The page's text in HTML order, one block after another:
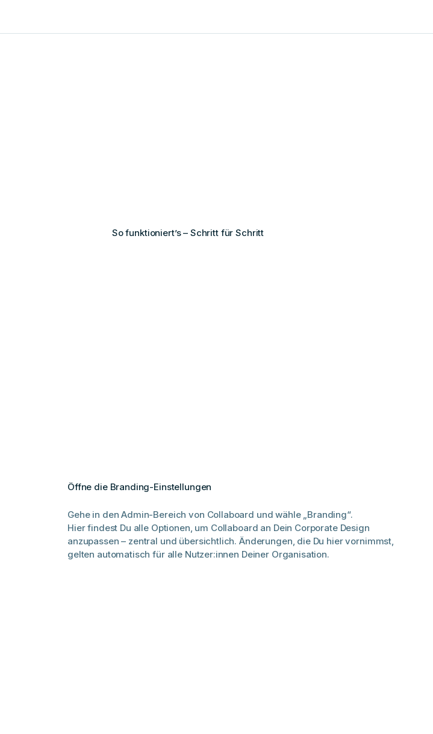
So funktioniert’s – Schritt für Schritt
Öffne die Branding-Einstellungen
Gehe in den Admin-Bereich von Collaboard und wähle „Branding“.
Hier findest Du alle Optionen, um Collaboard an Dein Corporate Design
anzupassen – zentral und übersichtlich. Änderungen, die Du hier vornimmst,
gelten automatisch für alle Nutzer:innen Deiner Organisation.